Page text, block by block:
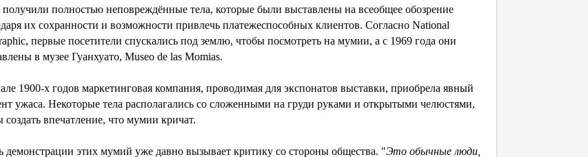
получили полностью неповреждённые тела, которые были выставлены на всеобщее обозрение
их сохранности и возможности привлечь платежеспособных клиентов. Согласно National
первые посетители спускались под землю, чтобы посмотреть на мумии, а с 1969 года они
в музее Гуанхуато, Museo de las Momias.
1900-х годов маркетинговая компания, проводимая для экспонатов выставки, приобрела явный
ужаса. Некоторые тела располагались со сложенными на груди руками и открытыми челюстями,
создать впечатление, что мумии кричат.
демонстрации этих мумий уже давно вызывает критику со стороны общества. "Это обычные люди,